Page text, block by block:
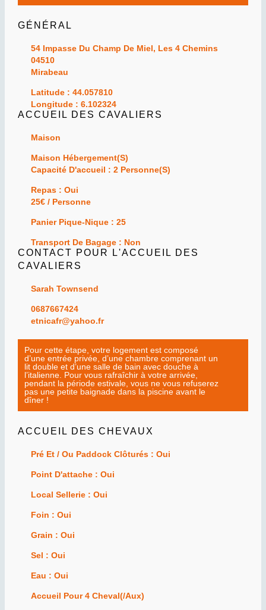
GÉNÉRAL
54 Impasse Du Champ De Miel, Les 4 Chemins
04510
Mirabeau
Latitude : 44.057810
Longitude : 6.102324
ACCUEIL DES CAVALIERS
Maison
Maison Hébergement(s)
Capacité D'accueil : 2 Personne(s)
Repas : Oui
25€ / Personne
Panier Pique-Nique : 25
Transport De Bagage : Non
CONTACT POUR L'ACCUEIL DES
CAVALIERS
Sarah Townsend
0687667424
etnicafr@yahoo.fr
Pour cette étape, votre logement est composé
d’une entrée privée, d’une chambre comprenant un
lit double et d’une salle de bain avec douche à
l’italienne. Pour vous rafraîchir à votre arrivée,
pendant la période estivale, vous ne vous refuserez
pas une petite baignade dans la piscine avant le
dîner !
ACCUEIL DES CHEVAUX
Pré Et / Ou Paddock Clôturés : Oui
Point D'attache : Oui
Local Sellerie : Oui
Foin : Oui
Grain : Oui
Sel : Oui
Eau : Oui
Accueil Pour 4 Cheval(/aux)